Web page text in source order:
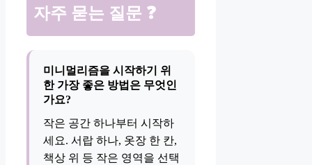
자주 묻는 질문 ❓
미니멀리즘을 시작하기 위
한 가장 좋은 방법은 무엇인
가요?
작은 공간 하나부터 시작하
세요. 서랍 하나, 옷장 한 칸,
책상 위 등 작은 영역을 선택